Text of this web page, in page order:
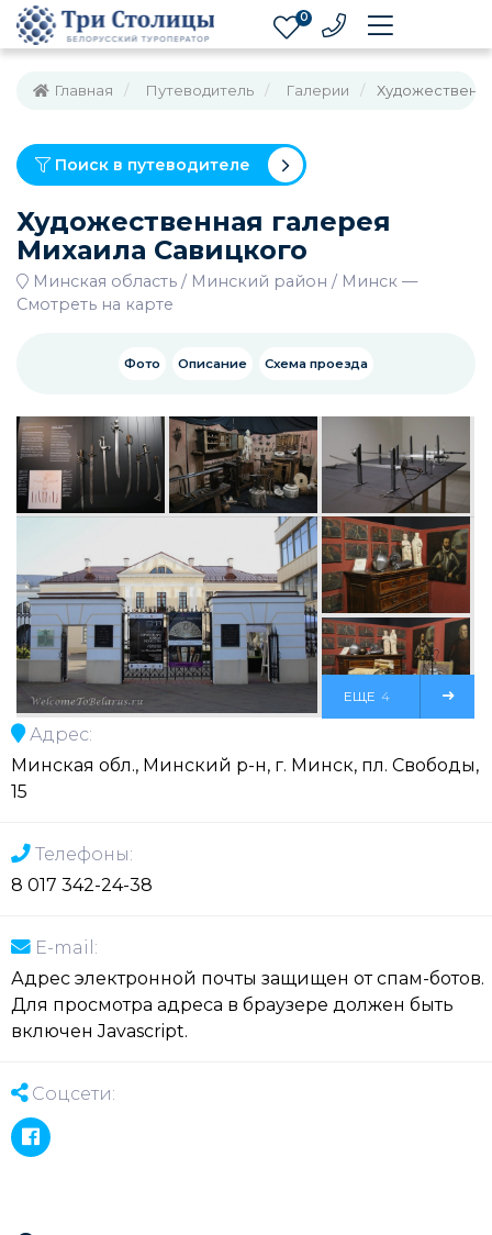
0
Главная Путеводитель Галерии
Поиск в путеводителе
Художественная галерея
Михаила Савицкого
Минская область Минский район Минск —
Смотреть на карте
Фото Описание Схема проезда
ЕЩЕ 4
Адрес:
Минская обл., Минский р-н, г. Минск, пл. Свободы,
15
Телефоны:
8 017 342-24-38
E-mail:
Адрес электронной почты защищен от спам-ботов.
Для просмотра адреса в браузере должен быть
включен Javascript.
Соцсети: